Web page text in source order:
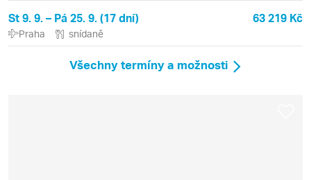
St 9. 9. – Pá 25. 9. (17 dní) 63 219 Kč
Praha snídaně
Všechny termíny a možnosti